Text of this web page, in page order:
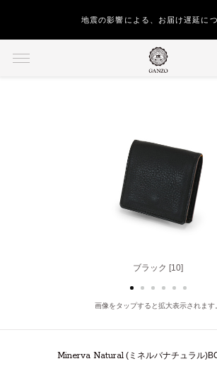
地震の影響による、お届け遅延に
ブラック [10]
ナチュラル [40]
画像をタップすると拡大表示されます
Minerva Natural (ミネルバナチュラル